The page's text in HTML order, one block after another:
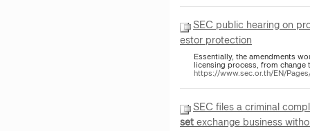
SEC public hearing on
estor protection
Essentially, the amendments
licensing process, from
https://www.sec.or.th/EN/
SEC files a criminal
setexchange business